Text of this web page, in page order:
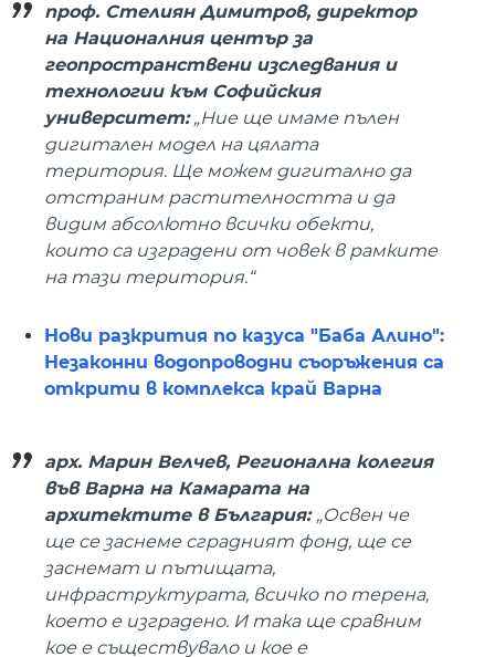
проф. Стелиян Димитров, директор
на Националния център за
геопространствени изследвания и
технологии към Софийския
университет:„Ние ще имаме пълен
дигитален модел на цялата
територия. Ще можем дигитално да
отстраним растителността и да
видим абсолютно всички обекти,
които са изградени от човек в рамките
на тази територия.“
Нови разкрития по казуса "Баба Алино":
Незаконни водопроводни съоръжения са
открити в комплекса край Варна
арх. Марин Велчев, Регионална колегия
във Варна на Камарата на
архитектите в България: „Освен че
ще се заснеме сградният фонд, ще се
заснемат и пътищата,
инфраструктурата, всичко по терена,
което е изградено. И така ще сравним
кое е съществувало и кое е